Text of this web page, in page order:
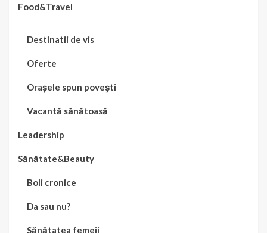
Food&Travel
Destinatii de vis
Oferte
Orașele spun povești
Vacantă sănătoasă
Leadership
Sănătate&Beauty
Boli cronice
Da sau nu?
Sănătatea femeii